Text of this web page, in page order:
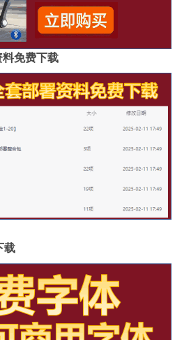
免费下载
载